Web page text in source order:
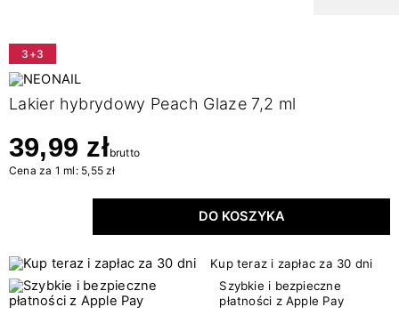
3+3
Lakier hybrydowy Peach Glaze 7,2 ml
39,99 złbrutto
Cena za 1 ml: 5,55 zł
DO KOSZYKA
Kup teraz i zapłac za 30 dni
Szybkie i bezpieczne
płatności z Apple Pay